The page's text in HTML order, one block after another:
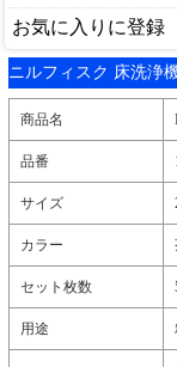
お気に入りに登録
ニルフィスク 床洗浄
商品名
品番
サイズ
カラー
セット枚数
用途